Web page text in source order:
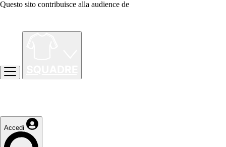
Questo sito contribuisce alla audience de
Accedi